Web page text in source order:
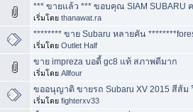
*** ขายแล้ว *** ขอบคุณ SIAM SUBARU
เริ่มโดยthanawat.ra
******** ขาย Subaru หลายคัน
เริ่มโดยOutlet Half
ขาย impreza บอดี้ gc8 แท้ สภาพดีมาก
เริ่มโดยAllfour
ขออนุญาติ ขายรถ Subaru XV 2015 สีส้
เริ่มโดยfighterxv33